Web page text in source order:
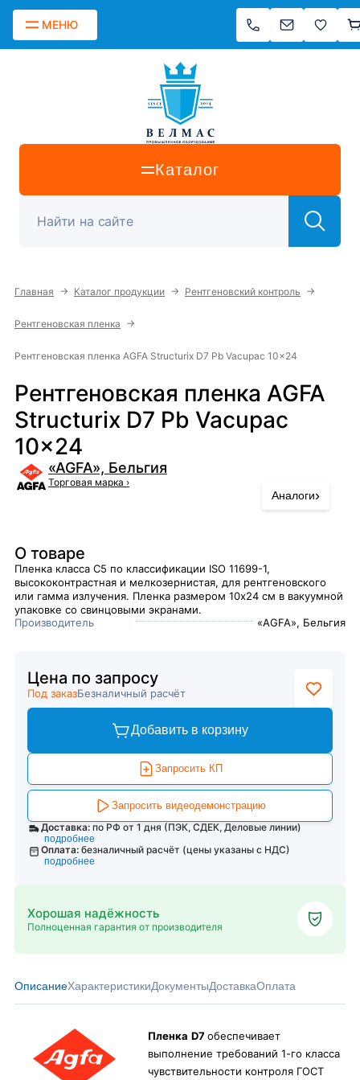
МЕНЮ
Каталог
Главная → Каталог продукции → Рентгеновский контроль →
Рентгеновская пленка →
Рентгеновская пленка AGFA Structurix D7 Pb Vacupac 10x24
Рентгеновская пленка AGFA
Structurix D7 Pb Vacupac
10x24
«AGFA», Бельгия
Торговая марка ›
Аналоги›
О товаре
Пленка класса С5 по классификации ISO 11699-1,
высококонтрастная и мелкозернистая, для рентгеновского
или гамма излучения. Пленка размером 10х24 см в вакуумной
упаковке со свинцовыми экранами.
Производитель
«AGFA», Бельгия
Цена по запросу
Под заказБезналичный расчёт
Добавить в корзину
Запросить КП
Запросить видеодемонстрацию
Доставка: по РФ от 1 дня (ПЭК, СДЕК, Деловые линии)
подробнее
Оплата: безналичный расчёт (цены указаны с НДС)
подробнее
Хорошая надёжность
Полноценная гарантия от производителя
ОписаниеХарактеристикиДокументыДоставкаОплата
Пленка D7обеспечивает
выполнение требований 1-го класса
чувствительности контроля ГОСТ